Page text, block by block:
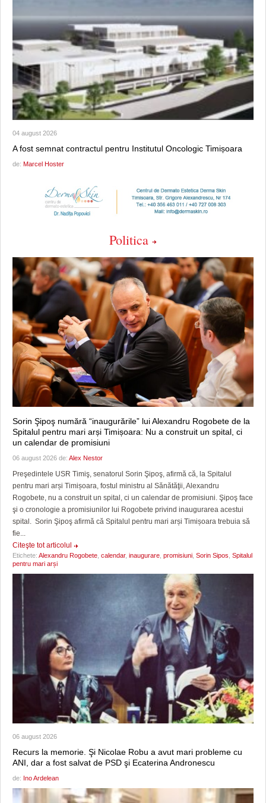
04 august 2026
A fost semnat contractul pentru Institutul Oncologic Timișoara
de: Marcel Hoster
Politica
Sorin Şipoş numără “inaugurările” lui Alexandru Rogobete de la
Spitalul pentru mari arși Timișoara: Nu a construit un spital, ci
un calendar de promisiuni
06 august 2026 de: Alex Nestor
Preşedintele USR Timiş, senatorul Sorin Şipoş, afirmă că, la Spitalul
pentru mari arși Timișoara, fostul ministru al Sănătăţii, Alexandru
Rogobete, nu a construit un spital, ci un calendar de promisiuni. Şipoş face
şi o cronologie a promisiunilor lui Rogobete privind inaugurarea acestui
spital. Sorin Şipoş afirmă că Spitalul pentru mari arși Timișoara trebuia să
fie...
Citeşte tot articolul
Etichete: Alexandru Rogobete calendar, inaugurare promisiuni Sorin Sipos Spitalul
pentru mari arși
06 august 2026
Recurs la memorie. Şi Nicolae Robu a avut mari probleme cu
ANI, dar a fost salvat de PSD şi Ecaterina Andronescu
de: Ino Ardelean